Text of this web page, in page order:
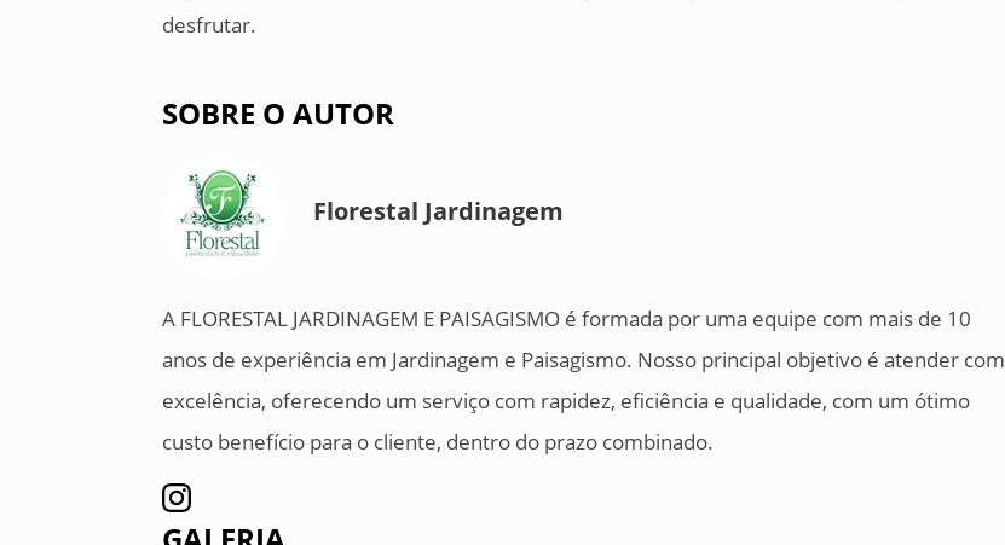
desfrutar.
SOBRE O AUTOR
Florestal Jardinagem
A FLORESTAL JARDINAGEM E PAISAGISMO é formada por uma equipe com mais de 10
anos de experiência em Jardinagem e Paisagismo. Nosso principal objetivo é atender com
excelência, oferecendo um serviço com rapidez, eficiência e qualidade, com um ótimo
custo benefício para o cliente, dentro do prazo combinado.